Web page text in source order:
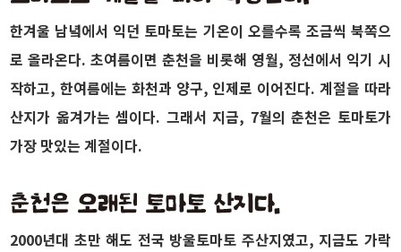
한겨울 남녘에서 익던 토마토는 기온이 오를수록 조금씩 북쪽으
로 올라온다. 초여름이면 춘천을 비롯해 영월, 정선에서 익기 시
작하고, 한여름에는 화천과 양구, 인제로 이어진다. 계절을 따라
산지가 옮겨가는 셈이다. 그래서 지금, 7월의 춘천은 토마토가
가장 맛있는 계절이다.
2000년대 초만 해도 전국 방울토마토 주산지였고, 지금도 가락